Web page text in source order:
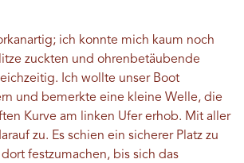
ich konnte mich kaum noch
zuckten und ohrenbetäubende
Ich wollte unser Boot
und bemerkte eine kleine Welle, die
Kurve am linken Ufer erhob. Mit aller
zu. Es schien ein sicherer Platz zu
festzumachen, bis sich das